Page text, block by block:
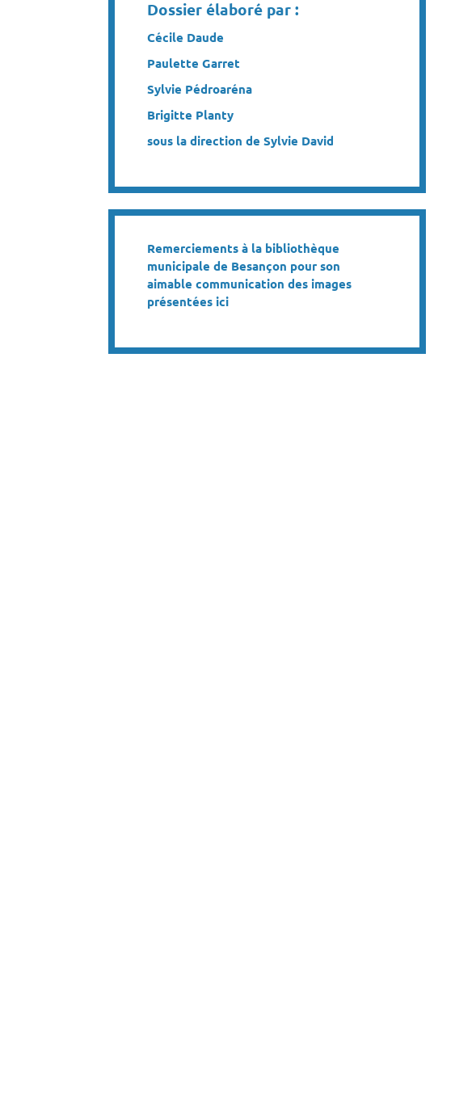
Dossier élaboré par :
Cécile Daude
Paulette Garret
Sylvie Pédroaréna
Brigitte Planty
sous la direction de Sylvie David
Remerciements à la bibliothèque
municipale de Besançon pour son
aimable communication des images
présentées ici